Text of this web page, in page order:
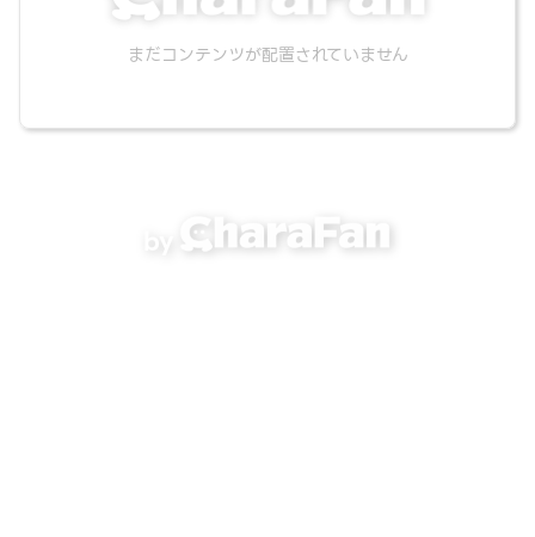
まだコンテンツが配置されていません